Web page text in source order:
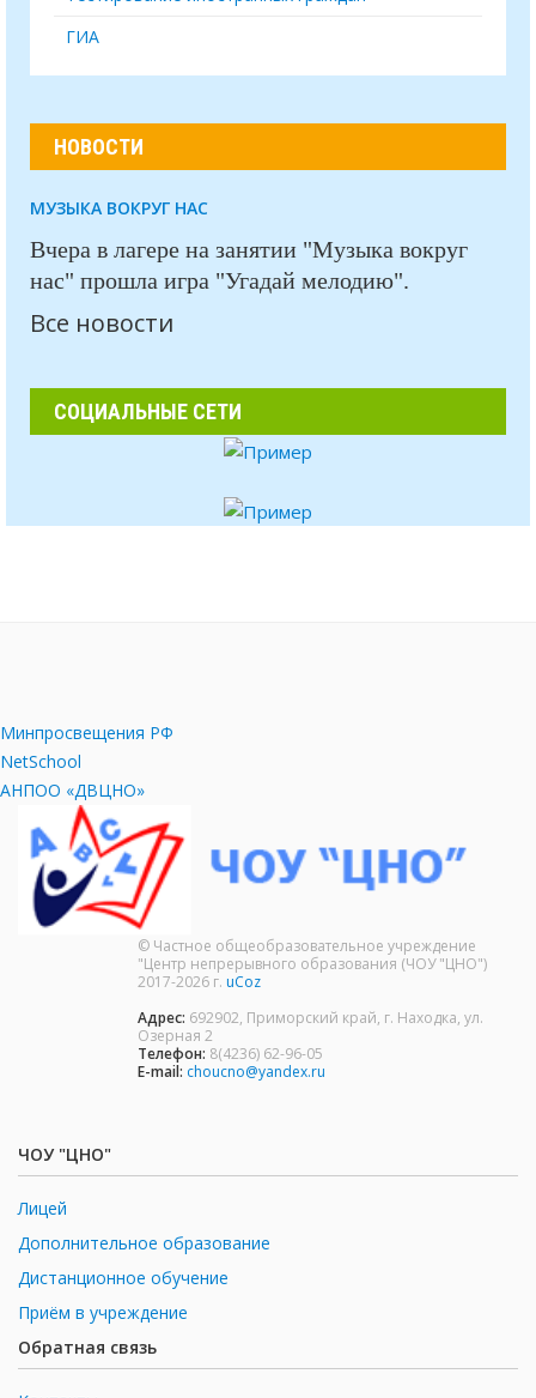
ГИА
НОВОСТИ
МУЗЫКА ВОКРУГ НАС
Вчера в лагере на занятии "Музыка вокруг
нас" прошла игра "Угадай мелодию".
Все новости
СОЦИАЛЬНЫЕ СЕТИ
Минпросвещения РФ
NetSchool
АНПОО «ДВЦНО»
© Частное общеобразовательное учреждение
"Центр непрерывного образования (ЧОУ "ЦНО")
2017-2026 г. uCoz
Адрес: 692902, Приморский край, г. Находка, ул.
Озерная 2
Телефон: 8(4236) 62-96-05
E-mail: choucno@yandex.ru
ЧОУ "ЦНО"
Лицей
Дополнительное образование
Дистанционное обучение
Приём в учреждение
Обратная связь